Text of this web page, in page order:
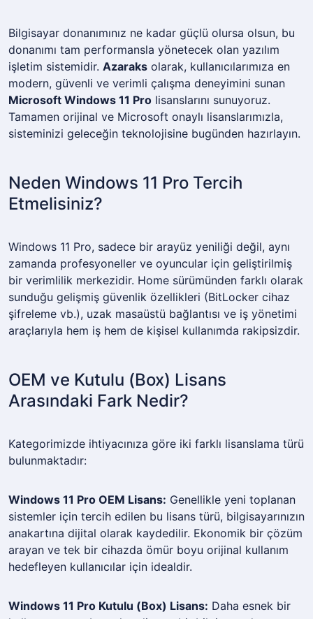
Bilgisayar donanımınız ne kadar güçlü olursa olsun, bu
donanımı tam performansla yönetecek olan yazılım
işletim sistemidir. Azaraks olarak, kullanıcılarımıza en
modern, güvenli ve verimli çalışma deneyimini sunan
Microsoft Windows 11 Pro lisanslarını sunuyoruz.
Tamamen orijinal ve Microsoft onaylı lisanslarımızla,
sisteminizi geleceğin teknolojisine bugünden hazırlayın.
Neden Windows 11 Pro Tercih
Etmelisiniz?
Windows 11 Pro, sadece bir arayüz yeniliği değil, aynı
zamanda profesyoneller ve oyuncular için geliştirilmiş
bir verimlilik merkezidir. Home sürümünden farklı olarak
sunduğu gelişmiş güvenlik özellikleri (BitLocker cihaz
şifreleme vb.), uzak masaüstü bağlantısı ve iş yönetimi
araçlarıyla hem iş hem de kişisel kullanımda rakipsizdir.
OEM ve Kutulu (Box) Lisans
Arasındaki Fark Nedir?
Kategorimizde ihtiyacınıza göre iki farklı lisanslama türü
bulunmaktadır:
Windows 11 Pro OEM Lisans: Genellikle yeni toplanan
sistemler için tercih edilen bu lisans türü, bilgisayarınızın
anakartına dijital olarak kaydedilir. Ekonomik bir çözüm
arayan ve tek bir cihazda ömür boyu orijinal kullanım
hedefleyen kullanıcılar için idealdir.
Windows 11 Pro Kutulu (Box) Lisans: Daha esnek bir